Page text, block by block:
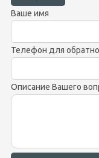
Ваше имя
Телефон для
Описание Вашего